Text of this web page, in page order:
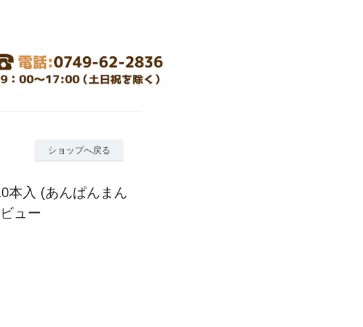
ショップへ戻る
本入 (あんぱんまん
ュー